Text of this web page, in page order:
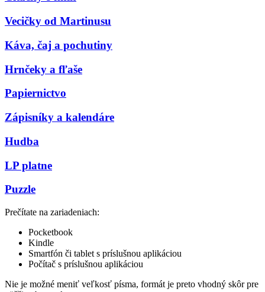
Vecičky od Martinusu
Káva, čaj a pochutiny
Hrnčeky a fľaše
Papiernictvo
Zápisníky a kalendáre
Hudba
LP platne
Puzzle
Prečítate na zariadeniach:
Pocketbook
Kindle
Smartfón či tablet s príslušnou aplikáciou
Počítač s príslušnou aplikáciou
Nie je možné meniť veľkosť písma, formát je preto vhodný skôr pre